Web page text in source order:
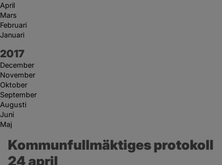
April
Mars
Februari
Januari
År:
2017
December
November
Oktober
September
Augusti
Juni
Maj
Kommunfullmäktiges protokoll
24 april